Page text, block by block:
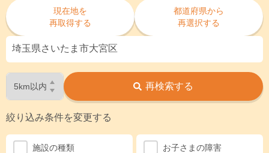
現在地を
再取得する
都道府県から
再選択する
再検索する
絞り込み条件を変更する
施設の種類 お子さまの障害